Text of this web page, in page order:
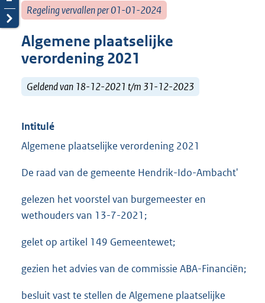
Regeling vervallen per 01-01-2024
Algemene plaatselijke
verordening 2021
Geldend van 18-12-2021 t/m 31-12-2023
Intitulé
Algemene plaatselijke verordening 2021
De raad van de gemeente Hendrik-Ido-Ambacht'
gelezen het voorstel van burgemeester en
wethouders van 13-7-2021;
gelet op artikel 149 Gemeentewet;
gezien het advies van de commissie ABA-Financiën;
besluit vast te stellen de Algemene plaatselijke